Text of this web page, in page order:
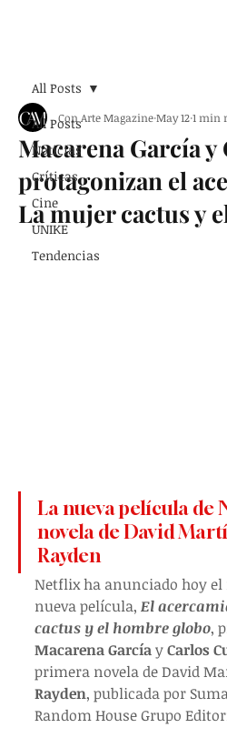
All Posts
Noticias
Críticas
Cine
UNIKE
Tendencias
All Posts
Macarena García y
protagonizan el
La mujer cactus y
Con Arte MagazineMay 121 min
La nueva película de
novela de David
Rayden
Netflix ha anunciado hoy el
nueva película, El
cactus y el hombre globo,
Macarena García y Carlos
primera novela de David
Rayden, publicada por
Random House Grupo